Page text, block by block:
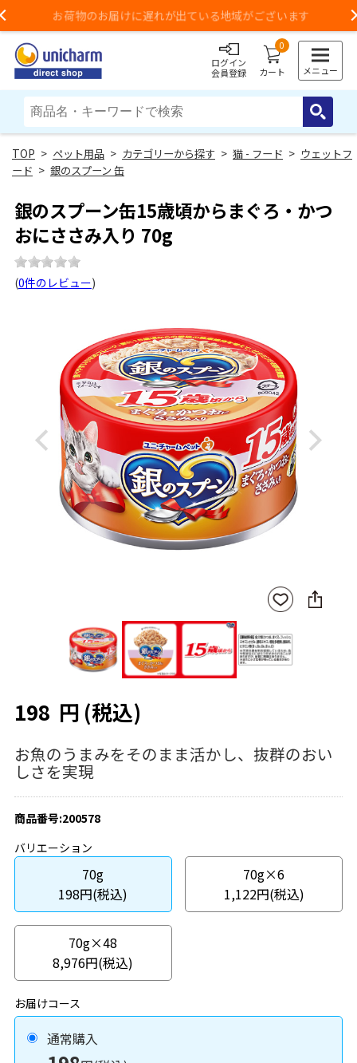
お荷物のお届けに遅れが出ている地域がございます
ログイン
会員登録
0
カート メニュー
> ペット用品 > カテゴリーから探す > 猫 - フード > ウェットフ
ード > 銀のスプーン 缶
銀のスプーン缶15歳頃からまぐろ・かつ
おにささみ入り 70g
(0件のレビュー)
Previous Next
お気
に入
登録
SNS
に
198 円 (税込)
お魚のうまみをそのまま活かし、抜群のおい
しさを実現
商品番号:200578
バリエーション
70g
198円(税込)
70g×6
1,122円(税込)
70g×48
8,976円(税込)
お届けコース
通常購入